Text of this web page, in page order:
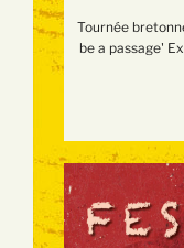
Tournée
be a passage'